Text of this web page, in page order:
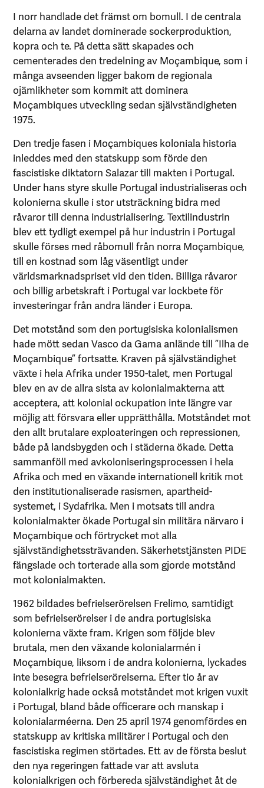
I norr handlade det främst om bomull. I de centrala
delarna av landet dominerade sockerproduktion,
kopra och te. På detta sätt skapades och
cementerades den tredelning av Moçambique, som i
många avseenden ligger bakom de regionala
ojämlikheter som kommit att dominera
Moçambiques utveckling sedan självständigheten
1975.
Den tredje fasen i Moçambiques koloniala historia
inleddes med den statskupp som förde den
fascistiske diktatorn Salazar till makten i Portugal.
Under hans styre skulle Portugal industrialiseras och
kolonierna skulle i stor utsträckning bidra med
råvaror till denna industrialisering. Textilindustrin
blev ett tydligt exempel på hur industrin i Portugal
skulle förses med råbomull från norra Moçambique,
till en kostnad som låg väsentligt under
världsmarknadspriset vid den tiden. Billiga råvaror
och billig arbetskraft i Portugal var lockbete för
investeringar från andra länder i Europa.
Det motstånd som den portugisiska kolonialismen
hade mött sedan Vasco da Gama anlände till ”Ilha de
Moçambique” fortsatte. Kraven på självständighet
växte i hela Afrika under 1950-talet, men Portugal
blev en av de allra sista av kolonialmakterna att
acceptera, att kolonial ockupation inte längre var
möjlig att försvara eller upprätthålla. Motståndet mot
den allt brutalare exploateringen och repressionen,
både på landsbygden och i städerna ökade. Detta
sammanföll med avkoloniseringsprocessen i hela
Afrika och med en växande internationell kritik mot
den institutionaliserade rasismen, apartheid-
systemet, i Sydafrika. Men i motsats till andra
kolonialmakter ökade Portugal sin militära närvaro i
Moçambique och förtrycket mot alla
självständighetssträvanden. Säkerhetstjänsten PIDE
fängslade och torterade alla som gjorde motstånd
mot kolonialmakten.
1962 bildades befrielserörelsen Frelimo, samtidigt
som befrielserörelser i de andra portugisiska
kolonierna växte fram. Krigen som följde blev
brutala, men den växande kolonialarmén i
Moçambique, liksom i de andra kolonierna, lyckades
inte besegra befrielserörelserna. Efter tio år av
kolonialkrig hade också motståndet mot krigen vuxit
i Portugal, bland både officerare och manskap i
kolonialarméerna. Den 25 april 1974 genomfördes en
statskupp av kritiska militärer i Portugal och den
fascistiska regimen störtades. Ett av de första beslut
den nya regeringen fattade var att avsluta
kolonialkrigen och förbereda självständighet åt de